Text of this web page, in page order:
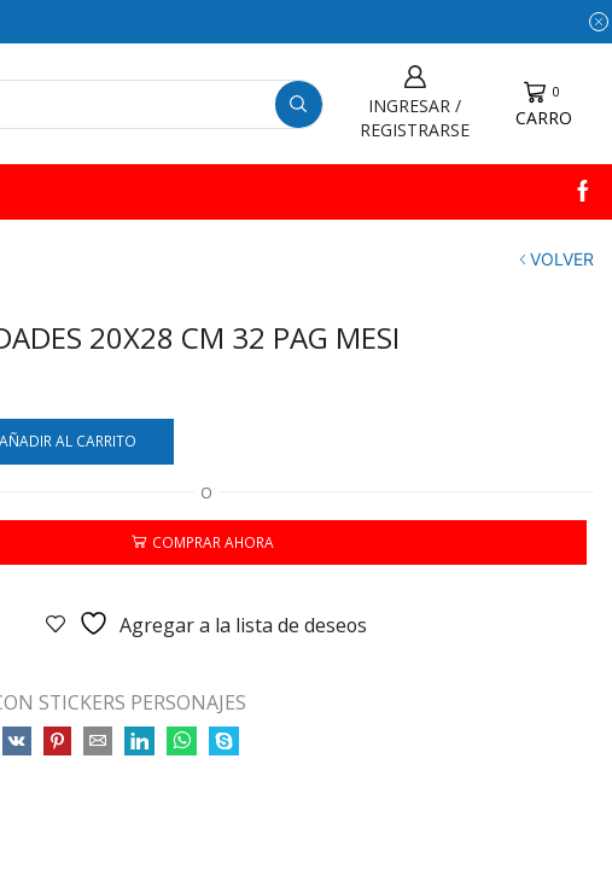
INGRESAR /
REGISTRARSE
0
CARRO
VOLVER
20X28 CM 32 PAG MESI
AÑADIR AL CARRITO
O
COMPRAR AHORA
Agregar a la lista de deseos
STICKERS PERSONAJES